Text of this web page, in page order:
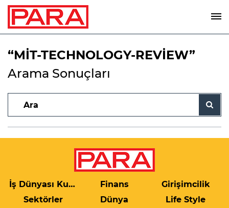
“MİT-TECHNOLOGY-REVİEW”
Arama Sonuçları
İş Dünyası Kulis Finans
Girişimcilik
Sektörler
Dünya Life Style